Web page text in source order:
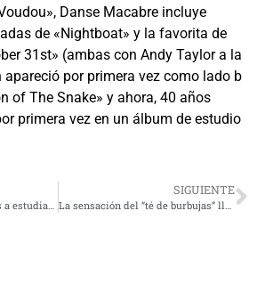
Danse Macabre incluye
de «Nightboat» y la favorita de
31st» (ambas con Andy Taylor a la
por primera vez como lado b
of The Snake» y ahora, 40 años
primera vez en un álbum de estudio
Junaeb extenderá la Baes a estudiantes beneficiarios que realicen su Práctica Profesional en periodo estival
SIGUIENTE
La sensación del “té de burbujas” llega a La Serena